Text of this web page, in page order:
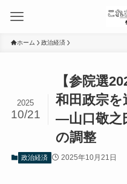
ホーム 政治経済
【参院選
和田政宗を
—山口敬之
の調整
2025
10/21
政治経済 2025年10月21日